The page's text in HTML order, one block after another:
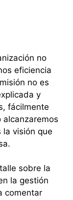
no
eficiencia
no es
y
fácilmente
alcanzaremos
visión que
sobre la
la gestión
comentar